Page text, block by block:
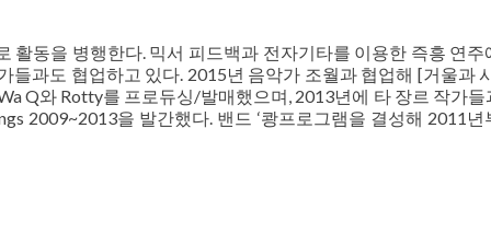
활동을 병행한다. 믹서 피드백과 전자기타를 이용한 즉흥 연주
들과도 협업하고 있다. 2015년 음악가 조월과 협업해 [거울과
Q와 Rotty를 프로듀싱/발매했으며, 2013년에 타 장르 작가들
2009~2013을 발간했다. 밴드 ‘쾅프로그램을 결성해 2011년